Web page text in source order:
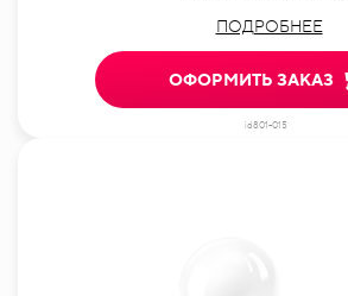
ПОДРОБНЕЕ
ОФОРМИТЬ ЗАКАЗ
id801-015